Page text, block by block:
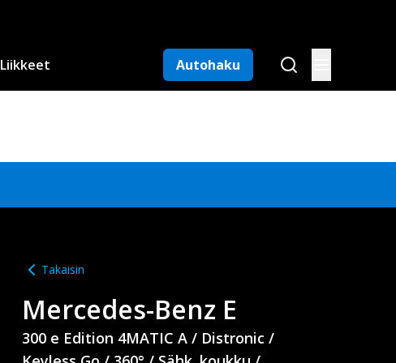
Liikkeet Autohaku
Takaisin
Mercedes-Benz E
300 e Edition 4MATIC A / Distronic /